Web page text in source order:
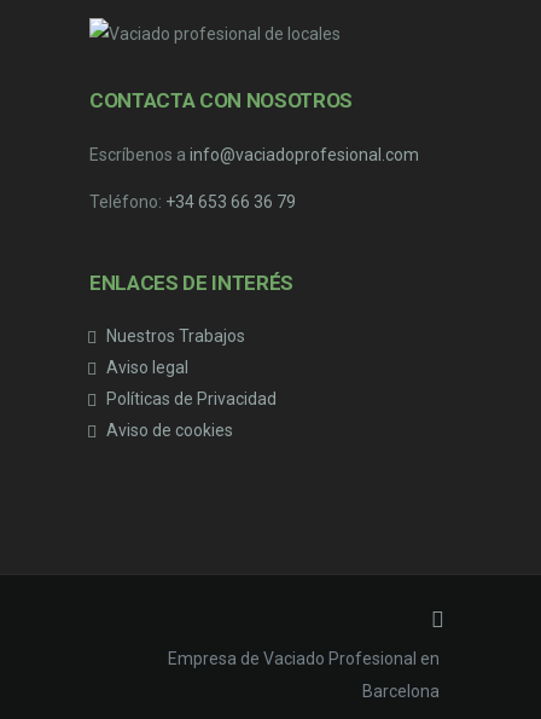
CONTACTA CON NOSOTROS
Escríbenos a info@vaciadoprofesional.com
Teléfono: +34 653 66 36 79
ENLACES DE INTERÉS
Nuestros Trabajos
Aviso legal
Políticas de Privacidad
Aviso de cookies
Empresa de Vaciado Profesional en
Barcelona